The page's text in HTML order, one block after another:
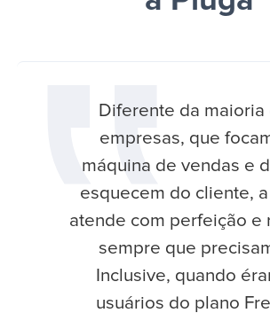
Diferente da maioria
empresas, que
máquina de vendas e
esquecem do cliente, a
atende com perfeição e
sempre que
Inclusive, quando
usuários do plano